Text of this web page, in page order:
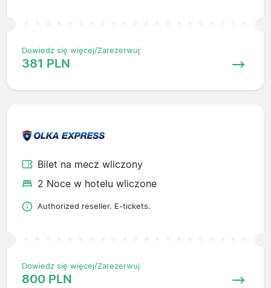
Dowiedz się więcej/Zarezerwuj
381 PLN
Bilet na mecz wliczony
2 Noce w hotelu wliczone
Authorized reseller. E-tickets.
Dowiedz się więcej/Zarezerwuj
800 PLN